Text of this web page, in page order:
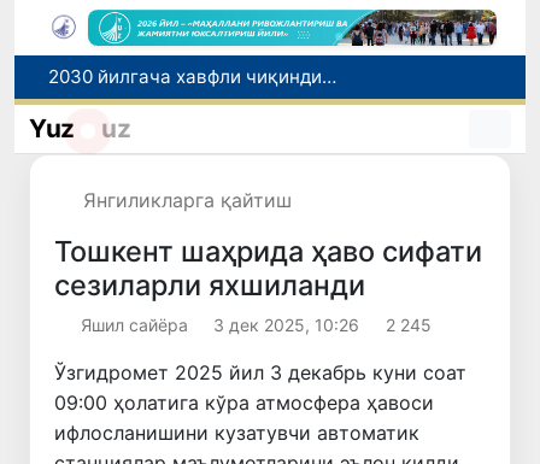
2030 йилгача хавфли чиқиндиларни қайта ишлаш даражаси 20 фоизга етказилади
Ўзбекистон илк бор Халқаро информатика олимпиадаси — IOI 2026га мезбонлик қилади
Yuz uz
Янгиликларга қайтиш
Тошкент шаҳрида ҳаво сифати
сезиларли яхшиланди
Яшил сайёра 3 дек 2025, 10:26 2 245
Ўзгидромет 2025 йил 3 декабрь куни соат
09:00 ҳолатига кўра атмосфера ҳавоси
ифлосланишини кузатувчи автоматик